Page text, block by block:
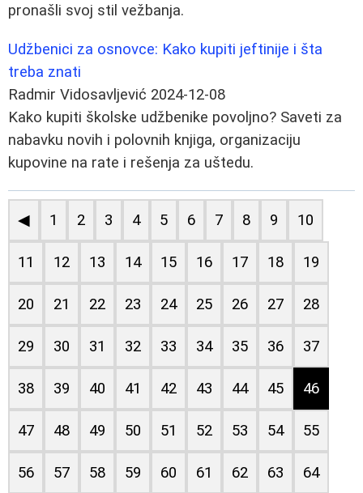
pronašli svoj stil vežbanja.
Udžbenici za osnovce: Kako kupiti jeftinije i šta
treba znati
Radmir Vidosavljević 2024-12-08
Kako kupiti školske udžbenike povoljno? Saveti za
nabavku novih i polovnih knjiga, organizaciju
kupovine na rate i rešenja za uštedu.
◀ 1 2 3 4 5 6 7 8 9 10
11 12 13 14 15 16 17 18 19
20 21 22 23 24 25 26 27 28
29 30 31 32 33 34 35 36 37
38 39 40 41 42 43 44 45 46
47 48 49 50 51 52 53 54 55
56 57 58 59 60 61 62 63 64